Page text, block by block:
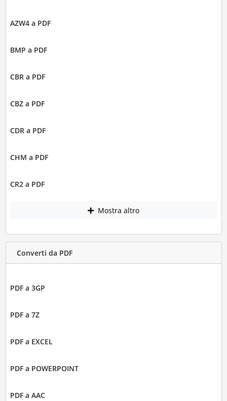
AZW4 a PDF
BMP a PDF
CBR a PDF
CBZ a PDF
CDR a PDF
CHM a PDF
CR2 a PDF
Mostra altro
Converti da PDF
PDF a 3GP
PDF a 7Z
PDF a EXCEL
PDF a POWERPOINT
PDF a AAC